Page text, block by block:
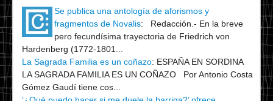
Se publica una antología de aforismos y
fragmentos de Novalis:
Redacción.- En la breve
pero fecundísima trayectoria de Friedrich von
Hardenberg (1772-1801...
La Sagrada Familia es un coñazo: ESPAÑA EN SORDINA
LA SAGRADA FAMILIA ES UN COÑAZO Por Antonio Costa
Gómez Gaudí tiene cos...